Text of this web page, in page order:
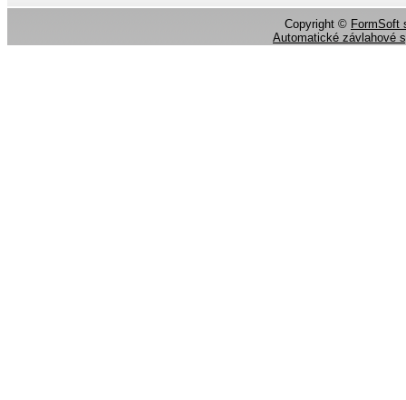
Copyright © FormSoft
Automatické závlahové